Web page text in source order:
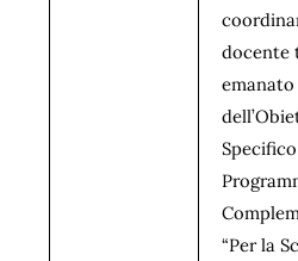
docente
emanato
Specifico
“Per la